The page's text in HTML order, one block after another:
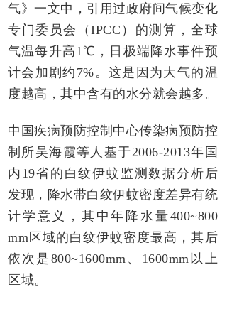
气》一文中，引用过政府间气候变化
专门委员会（IPCC）的测算，全球
气温每升高1℃，日极端降水事件预
计会加剧约7%。这是因为大气的温
度越高，其中含有的水分就会越多。
中国疾病预防控制中心传染病预防控
制所吴海霞等人基于2006-2013年国
内19省的白纹伊蚊监测数据分析后
发现，降水带白纹伊蚊密度差异有统
计学意义，其中年降水量400~800
mm区域的白纹伊蚊密度最高，其后
依次是800~1600mm、1600mm以上
区域。